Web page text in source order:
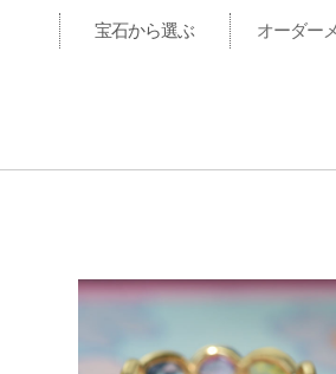
宝石から選ぶ オーダー